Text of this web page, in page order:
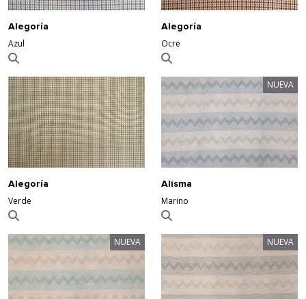
Alegoría
Azul
Alegoría
Ocre
Alegoría
Verde
NUEVA
Alisma
Marino
NUEVA NUEVA